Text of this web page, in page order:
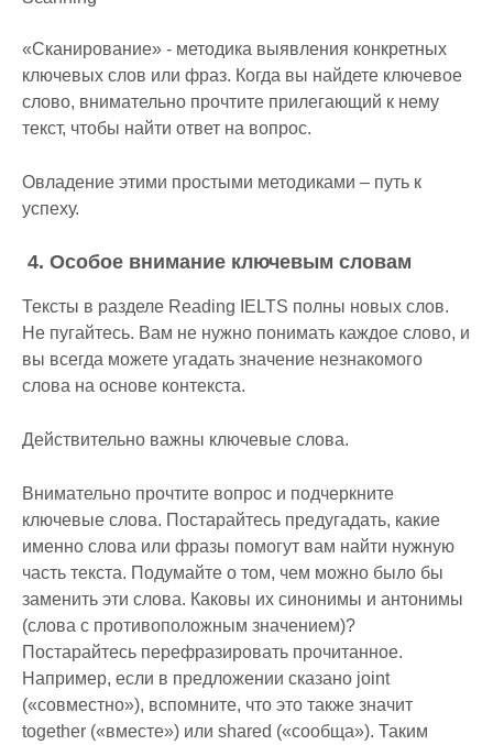
«Сканирование» - методика выявления конкретных
ключевых слов или фраз. Когда вы найдете ключевое
слово, внимательно прочтите прилегающий к нему
текст, чтобы найти ответ на вопрос.
Овладение этими простыми методиками – путь к
успеху.
4. Особое внимание ключевым словам
Тексты в разделе Reading IELTS полны новых слов.
Не пугайтесь. Вам не нужно понимать каждое слово, и
вы всегда можете угадать значение незнакомого
слова на основе контекста.
Действительно важны ключевые слова.
Внимательно прочтите вопрос и подчеркните
ключевые слова. Постарайтесь предугадать, какие
именно слова или фразы помогут вам найти нужную
часть текста. Подумайте о том, чем можно было бы
заменить эти слова. Каковы их синонимы и антонимы
(слова с противоположным значением)?
Постарайтесь перефразировать прочитанное.
Например, если в предложении сказано joint
(«совместно»), вспомните, что это также значит
together («вместе») или shared («сообща»). Таким